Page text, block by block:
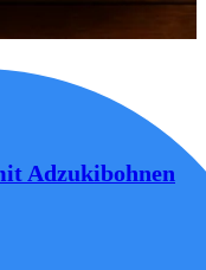
Adzukibohnen